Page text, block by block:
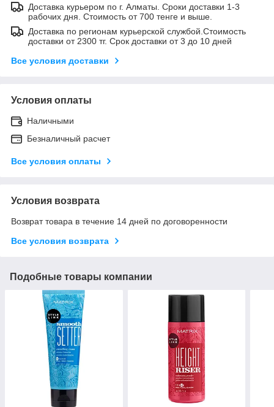
Доставка курьером по г. Алматы. Сроки доставки 1-3
рабочих дня. Стоимость от 700 тенге и выше.
Доставка по регионам курьерской службой.Стоимость
доставки от 2300 тг. Срок доставки от 3 до 10 дней
Все условия доставки
Условия оплаты
Наличными
Безналичный расчет
Все условия оплаты
Условия возврата
Возврат товара в течение 14 дней по договоренности
Все условия возврата
Подобные товары компании